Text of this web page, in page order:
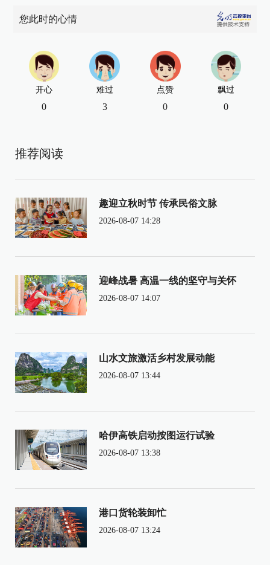
您此时的心情
开心
0
难过
3
点赞
0
飘过
0
推荐阅读
趣迎立秋时节 传承民俗文脉
2026-08-07 14:28
迎峰战暑 高温一线的坚守与关怀
2026-08-07 14:07
山水文旅激活乡村发展动能
2026-08-07 13:44
哈伊高铁启动按图运行试验
2026-08-07 13:38
港口货轮装卸忙
2026-08-07 13:24